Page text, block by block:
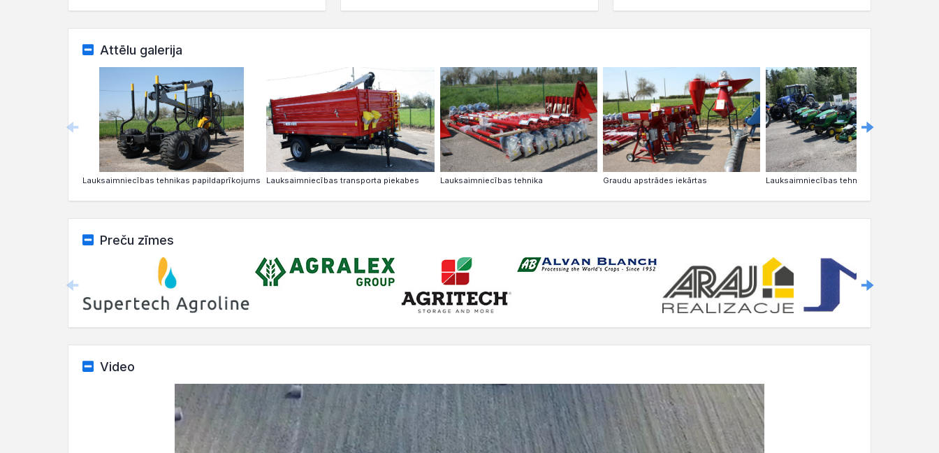
Attēlu galerija
Lauksaimniecības tehnikas papildaprīkojums Lauksaimniecības transporta piekabes Lauksaimniecības tehnika Graudu apstrādes iekārtas Lauksaimniecības tehnika Talsu novadā
Preču zīmes
Video